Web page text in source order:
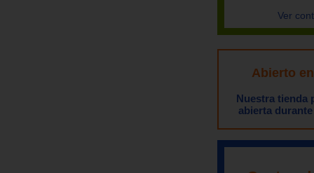
Ver
Abierto
Nuestra tienda
abierta